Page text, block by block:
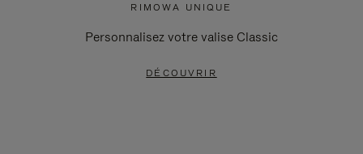
RIMOWA UNIQUE
Personnalisez votre valise Classic
DÉCOUVRIR